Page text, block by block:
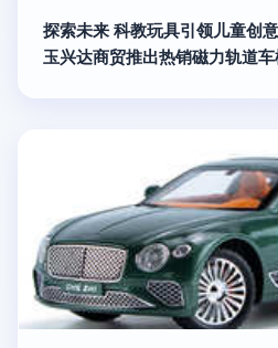
探索未来 科教玩具引领儿童
玉兴达商贸推出热销磁力轨道车